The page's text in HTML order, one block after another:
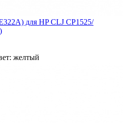
для HP CLJ CP1525/
желтый